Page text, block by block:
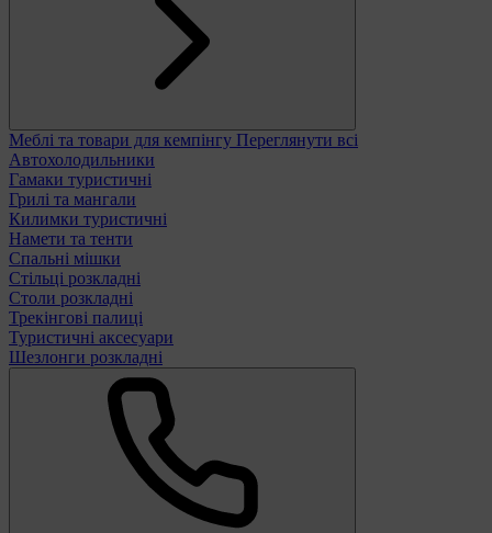
Меблі та товари для кемпінгу Переглянути всі
Автохолодильники
Гамаки туристичні
Грилі та мангали
Килимки туристичні
Намети та тенти
Спальні мішки
Стільці розкладні
Столи розкладні
Трекінгові палиці
Туристичні аксесуари
Шезлонги розкладні